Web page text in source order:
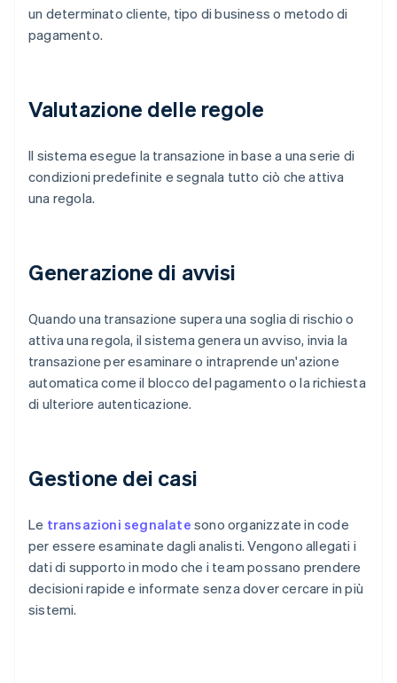
un determinato cliente, tipo di business o metodo di
pagamento.
Valutazione delle regole
Il sistema esegue la transazione in base a una serie di
condizioni predefinite e segnala tutto ciò che attiva
una regola.
Generazione di avvisi
Quando una transazione supera una soglia di rischio o
attiva una regola, il sistema genera un avviso, invia la
transazione per esaminare o intraprende un'azione
automatica come il blocco del pagamento o la richiesta
di ulteriore autenticazione.
Gestione dei casi
Le transazioni segnalate sono organizzate in code
per essere esaminate dagli analisti. Vengono allegati i
dati di supporto in modo che i team possano prendere
decisioni rapide e informate senza dover cercare in più
sistemi.